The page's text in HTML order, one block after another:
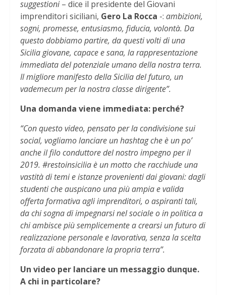
suggestioni– dice il presidente del Giovani
imprenditori siciliani, Gero La Rocca -: ambizioni,
sogni, promesse, entusiasmo, fiducia, volontà. Da
questo dobbiamo partire, da questi volti di una
Sicilia giovane, capace e sana, la rappresentazione
immediata del potenziale umano della nostra terra.
Il migliore manifesto della Sicilia del futuro, un
vademecum per la nostra classe dirigente”.
Una domanda viene immediata: perché?
“Con questo video, pensato per la condivisione sui
social, vogliamo lanciare un hashtag che è un po’
anche il filo conduttore del nostro impegno per il
2019. #restoinsicilia è un motto che racchiude una
vastità di temi e istanze provenienti dai giovani: dagli
studenti che auspicano una più ampia e valida
offerta formativa agli imprenditori, o aspiranti tali,
da chi sogna di impegnarsi nel sociale o in politica a
chi ambisce più semplicemente a crearsi un futuro di
realizzazione personale e lavorativa, senza la scelta
forzata di abbandonare la propria terra”.
Un video per lanciare un messaggio dunque.
A chi in particolare?